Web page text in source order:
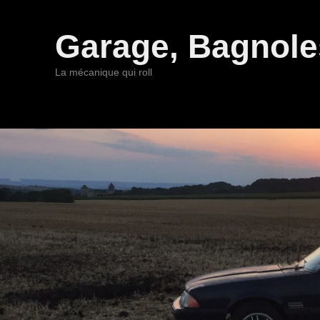
Garage,
La mécanique qui roll